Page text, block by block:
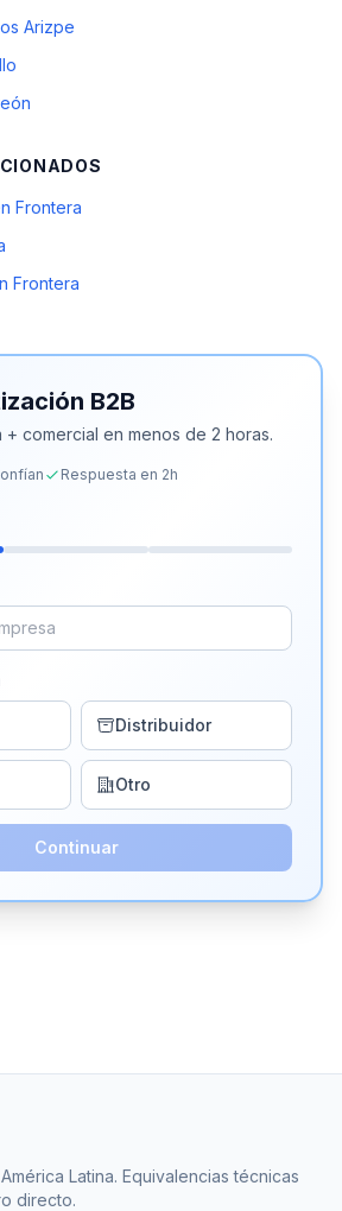
Arizpe
Frontera
Frontera
B2B
comercial en menos de 2 horas.
Respuesta en 2h
Distribuidor
Otro
Continuar
Latina. Equivalencias técnicas
directo.